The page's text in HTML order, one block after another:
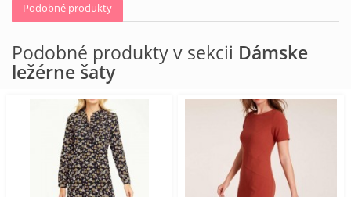
Podobné produkty
Podobné produkty v sekcii Dámske
ležérne šaty